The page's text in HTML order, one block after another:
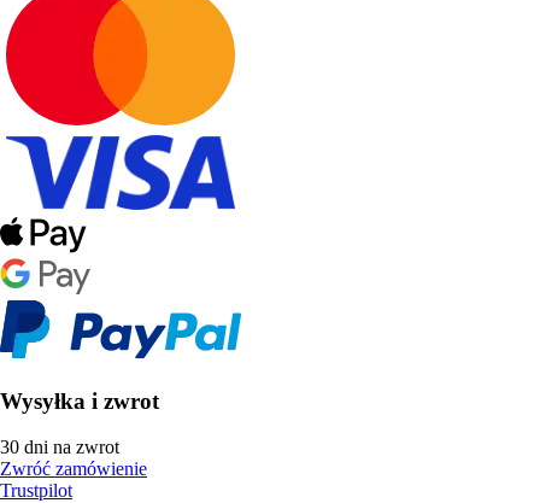
Wysyłka i zwrot
30 dni na zwrot
Zwróć zamówienie
Trustpilot